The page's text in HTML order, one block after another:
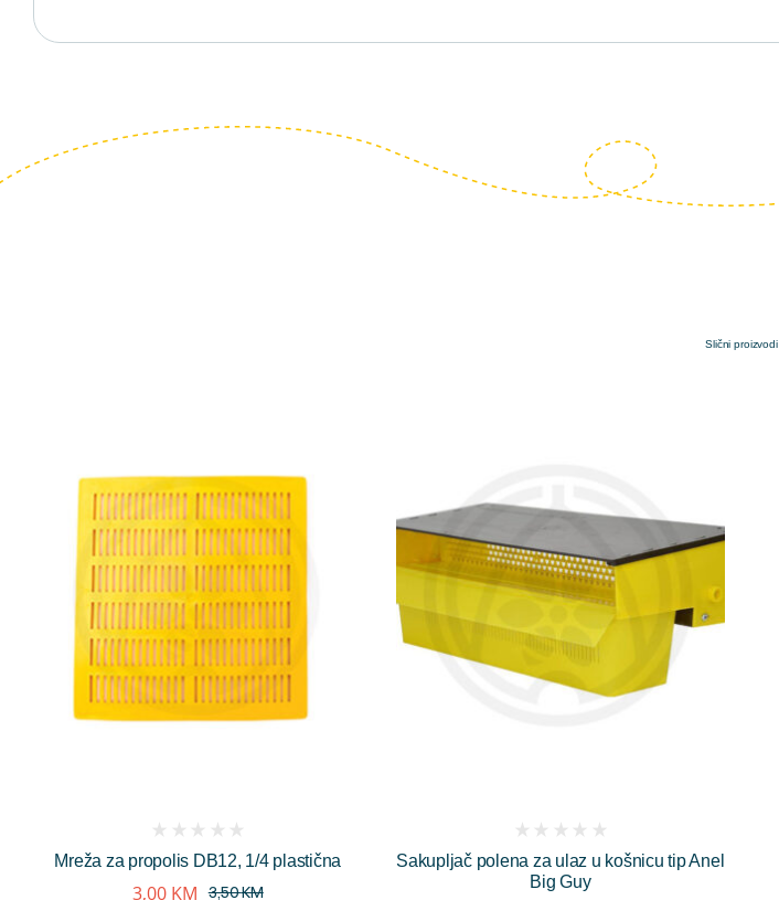
Slični proizvodi
Mreža za propolis DB12, 1/4 plastična
reviews)
3,50KM
3,00 KM
Sakupljač polena za ulaz u košnicu tip Anel
Big Guy
reviews)